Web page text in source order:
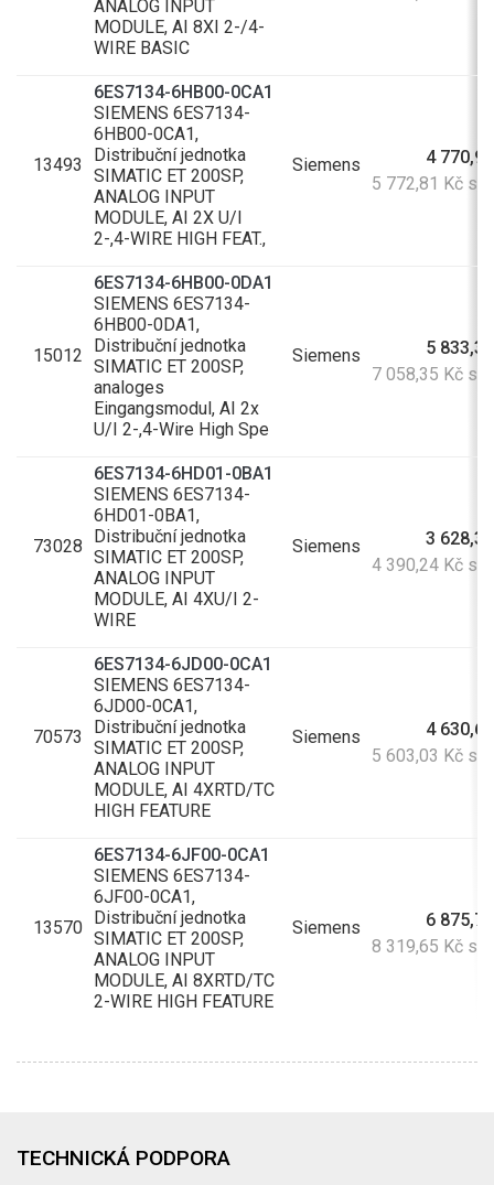
ANALOG INPUT
MODULE, AI 8XI 2-/4-
WIRE BASIC
13493
6ES7134-6HB00-0CA1
SIEMENS 6ES7134-
6HB00-0CA1,
Distribuční jednotka
SIMATIC ET 200SP,
ANALOG INPUT
MODULE, AI 2X U/I
2-,4-WIRE HIGH FEAT.,
Siemens
4
5 772,81 Kč s
15012
6ES7134-6HB00-0DA1
SIEMENS 6ES7134-
6HB00-0DA1,
Distribuční jednotka
SIMATIC ET 200SP,
analoges
Eingangsmodul, AI 2x
U/I 2-,4-Wire High Spe
Siemens
5
7 058,35 Kč s
73028
6ES7134-6HD01-0BA1
SIEMENS 6ES7134-
6HD01-0BA1,
Distribuční jednotka
SIMATIC ET 200SP,
ANALOG INPUT
MODULE, AI 4XU/I 2-
WIRE
Siemens
3
4 390,24 Kč s
70573
6ES7134-6JD00-0CA1
SIEMENS 6ES7134-
6JD00-0CA1,
Distribuční jednotka
SIMATIC ET 200SP,
ANALOG INPUT
MODULE, AI 4XRTD/TC
HIGH FEATURE
Siemens
4
5 603,03 Kč s
13570
6ES7134-6JF00-0CA1
SIEMENS 6ES7134-
6JF00-0CA1,
Distribuční jednotka
SIMATIC ET 200SP,
ANALOG INPUT
MODULE, AI 8XRTD/TC
2-WIRE HIGH FEATURE
Siemens
6
8 319,65 Kč s
TECHNICKÁ PODPORA